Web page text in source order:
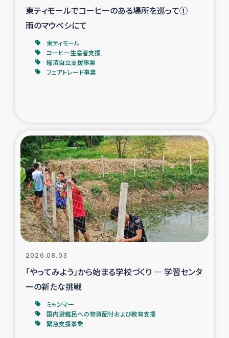
ガザ人道支援
令和6年能登半島地震 緊急支援
国内避難民への物資配付および教育支援
漁民によるマングローブ植林活動
レバノンでのシリア難民への食糧・越冬支援
レバノンにおける緊急支援
レバノンでのシリア難民への教育支援事業
レバノンでのシリア難民・レバノン人への農業支援
海外ルーツの市民との共生
神原ゼミxパルシック
東ティモールでコーヒーのある場所を巡って①
雨のマウベシにて
東ティモール
コーヒー生産者支援
経済自立支援事業
フェアトレード事業
2026.08.03
「やってみよう」から始まる学校づくり ― 学習センタ
ーの新たな挑戦
ミャンマー
国内避難民への物資配付および教育支援
緊急支援事業